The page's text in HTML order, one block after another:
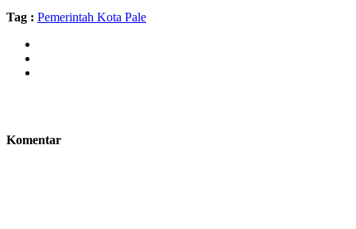
Tag : Pemerintah Kota Pale
Komentar